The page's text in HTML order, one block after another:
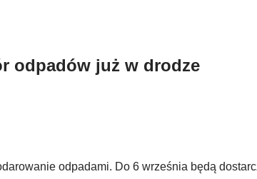
odpadów już w drodze
odpadami. Do 6 września będą